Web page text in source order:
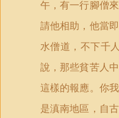
午，有一行腳僧
請他相助，他當
水僧道，不下千
說，那些貧苦人
這樣的報應。你
是滇南地區，自